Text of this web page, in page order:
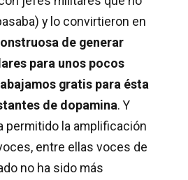
y lo convirtieron en
de generar
para unos pocos
gratis para ésta
de dopamina. Y
permitido la amplificación
entre ellas voces de
no ha sido más